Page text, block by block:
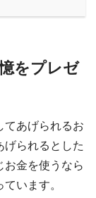
をプレゼ
てあげられるお
げられるとした
お金を使うなら
います。